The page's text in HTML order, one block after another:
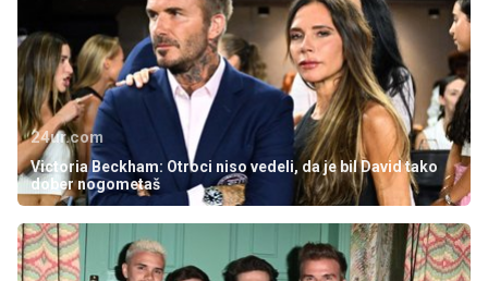
24ur.com
Victoria Beckham: Otroci niso vedeli, da je bil David tako
dober nogometaš